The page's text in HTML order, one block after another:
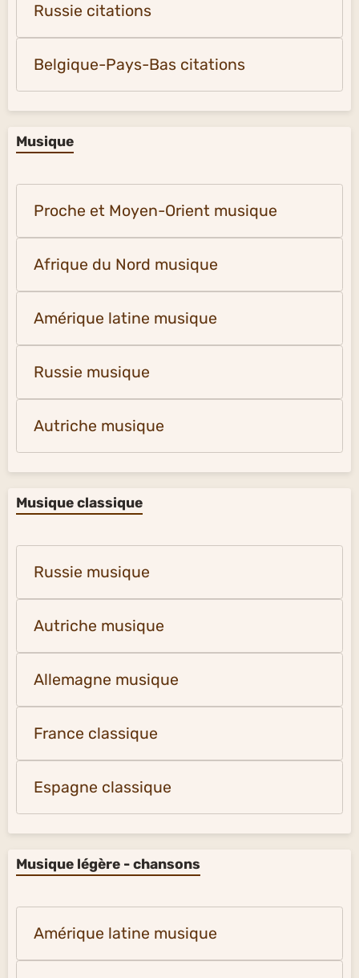
Russie citations
Belgique-Pays-Bas citations
Musique
Proche et Moyen-Orient musique
Afrique du Nord musique
Amérique latine musique
Russie musique
Autriche musique
Musique classique
Russie musique
Autriche musique
Allemagne musique
France classique
Espagne classique
Musique légère - chansons
Amérique latine musique